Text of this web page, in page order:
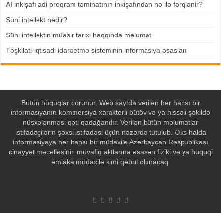
AI inkişafı adi proqram təminatının inkişafından nə ilə fərqlənir?
Süni intellekt nədir?
Süni intellektin müasir tarixi haqqında məlumat
Təşkilati-iqtisadi idarəetmə sisteminin informasiya əsasları
Bütün hüquqlar qorunur. Web saytda verilən hər hansı bir
informasiyanın kommersiya xarakterli bütöv və ya hissəli şəkildə
nüsxələnməsi qəti qadağandır. Verilən bütün məlumatlar
istifadəçilərin şəxsi istifadəsi üçün nəzərdə tutulub. Əks halda
informasiyaya hər hansı bir müdaxilə Azərbaycan Respublikası
cinayyət məcəlləsinin müvafiq aktlarına əsasən fiziki və ya hüquqi
əmlaka müdaxilə kimi qəbul olunacaq.